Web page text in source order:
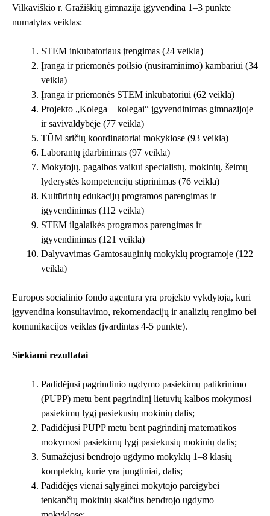
Vilkaviškio r. Gražiškių gimnazija įgyvendina 1–3 punkte
numatytas veiklas:
STEM inkubatoriaus įrengimas (24 veikla)
Įranga ir priemonės poilsio (nusiraminimo) kambariui (34
veikla)
Įranga ir priemonės STEM inkubatoriui (62 veikla)
Projekto „Kolega – kolegai“ įgyvendinimas gimnazijoje
ir savivaldybėje (77 veikla)
TŪM sričių koordinatoriai mokyklose (93 veikla)
Laborantų įdarbinimas (97 veikla)
Mokytojų, pagalbos vaikui specialistų, mokinių, šeimų
lyderystės kompetencijų stiprinimas (76 veikla)
Kultūrinių edukacijų programos parengimas ir
įgyvendinimas (112 veikla)
STEM ilgalaikės programos parengimas ir
įgyvendinimas (121 veikla)
Dalyvavimas Gamtosauginių mokyklų programoje (122
veikla)
Europos socialinio fondo agentūra yra projekto vykdytoja, kuri
įgyvendina konsultavimo, rekomendacijų ir analizių rengimo bei
komunikacijos veiklas (įvardintas 4-5 punkte).
Siekiami rezultatai
Padidėjusi pagrindinio ugdymo pasiekimų patikrinimo
(PUPP) metu bent pagrindinį lietuvių kalbos mokymosi
pasiekimų lygį pasiekusių mokinių dalis;
Padidėjusi PUPP metu bent pagrindinį matematikos
mokymosi pasiekimų lygį pasiekusių mokinių dalis;
Sumažėjusi bendrojo ugdymo mokyklų 1–8 klasių
komplektų, kurie yra jungtiniai, dalis;
Padidėjęs vienai sąlyginei mokytojo pareigybei
tenkančių mokinių skaičius bendrojo ugdymo